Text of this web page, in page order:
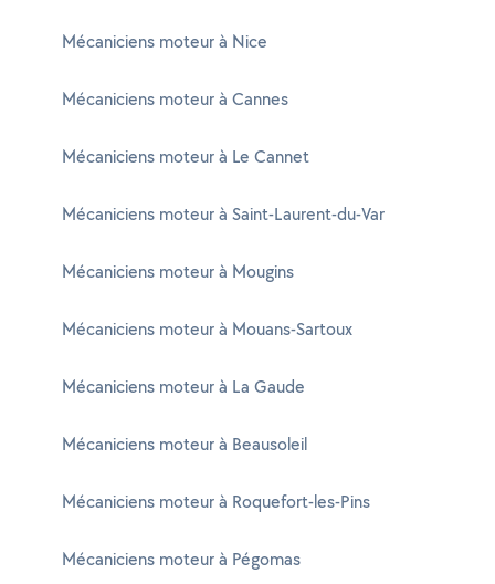
Mécaniciens moteur à Nice
Mécaniciens moteur à Cannes
Mécaniciens moteur à Le Cannet
Mécaniciens moteur à Saint-Laurent-du-Var
Mécaniciens moteur à Mougins
Mécaniciens moteur à Mouans-Sartoux
Mécaniciens moteur à La Gaude
Mécaniciens moteur à Beausoleil
Mécaniciens moteur à Roquefort-les-Pins
Mécaniciens moteur à Pégomas